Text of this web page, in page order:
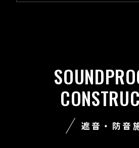
遮音・防音